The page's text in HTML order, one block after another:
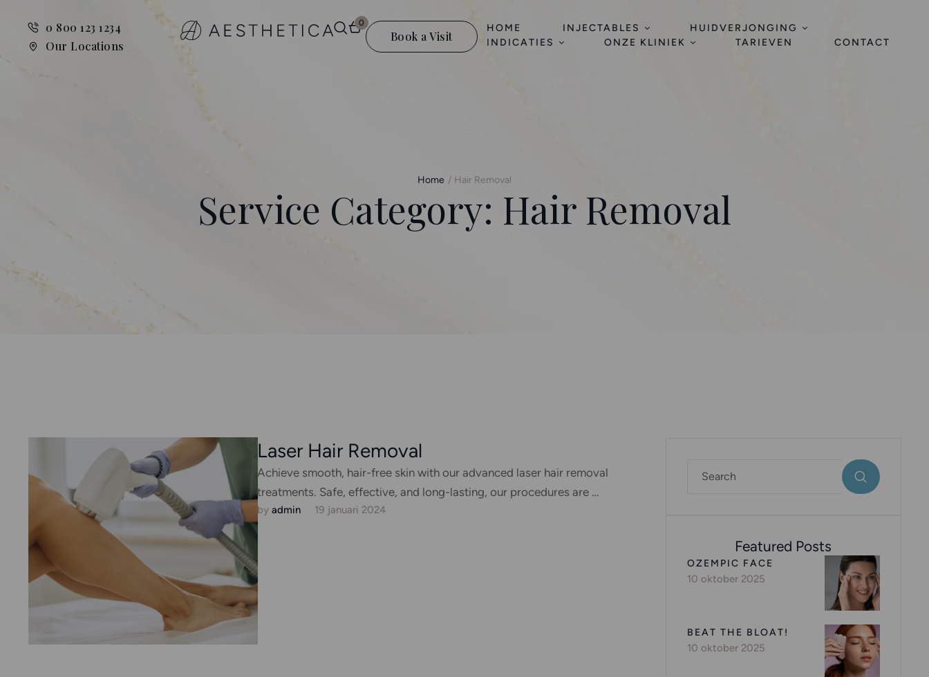
0 800 123 1234
Our Locations
0
Book a Visit
HOME INJECTABLES
HUIDVERJONGING
INDICATIES
ONZE KLINIEK TARIEVEN CONTACT
Home / Hair Removal
Service Category: Hair Removal
Laser Hair Removal
Achieve smooth, hair-free skin with our advanced laser hair removal
treatments. Safe, effective, and long-lasting, our procedures are …
by admin 19 januari 2024
Featured Posts
OZEMPIC FACE
10 oktober 2025
BEAT THE BLOAT!
10 oktober 2025